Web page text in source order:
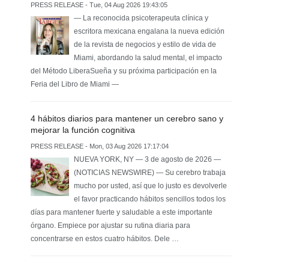
PRESS RELEASE - Tue, 04 Aug 2026 19:43:05
— La reconocida psicoterapeuta clínica y
escritora mexicana engalana la nueva edición
de la revista de negocios y estilo de vida de
Miami, abordando la salud mental, el impacto
del Método LiberaSueña y su próxima participación en la
Feria del Libro de Miami —
4 hábitos diarios para mantener un cerebro sano y
mejorar la función cognitiva
PRESS RELEASE - Mon, 03 Aug 2026 17:17:04
NUEVA YORK, NY — 3 de agosto de 2026 —
(NOTICIAS NEWSWIRE) — Su cerebro trabaja
mucho por usted, así que lo justo es devolverle
el favor practicando hábitos sencillos todos los
días para mantener fuerte y saludable a este importante
órgano. Empiece por ajustar su rutina diaria para
concentrarse en estos cuatro hábitos. Dele …